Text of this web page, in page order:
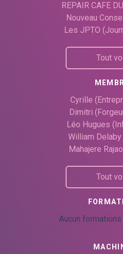
REPAIR CAFE
Nouveau
Les JPTO
Tout
Cyrille
Dimitri
Léo Hugues
William
Mahajere
Tout
Aucun